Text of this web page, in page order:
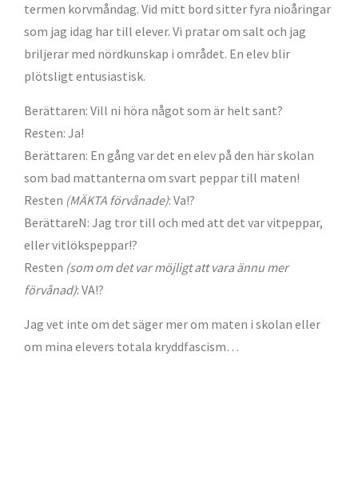
termen korvmåndag. Vid mitt bord sitter fyra nioåringar
som jag idag har till elever. Vi pratar om salt och jag
briljerar med nördkunskap i området. En elev blir
plötsligt entusiastisk.
Berättaren: Vill ni höra något som är helt sant?
Resten: Ja!
Berättaren: En gång var det en elev på den här skolan
som bad mattanterna om svart peppar till maten!
Resten (MÄKTA förvånade): Va!?
BerättareN: Jag tror till och med att det var vitpeppar,
eller vitlökspeppar!?
Resten (som om det var möjligt att vara ännu mer
förvånad): VA!?
Jag vet inte om det säger mer om maten i skolan eller
om mina elevers totala kryddfascism…